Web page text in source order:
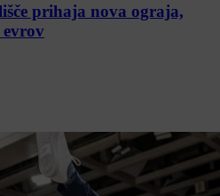
prihaja nova ograja,
evrov